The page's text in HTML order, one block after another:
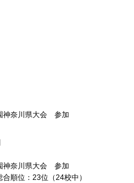
奈川県大会 参加
奈川県大会 参加
順位：23位（24校中）